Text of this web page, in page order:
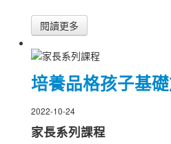
閱讀更多
培養品格孩子基
2022-10-24
家長系列課程